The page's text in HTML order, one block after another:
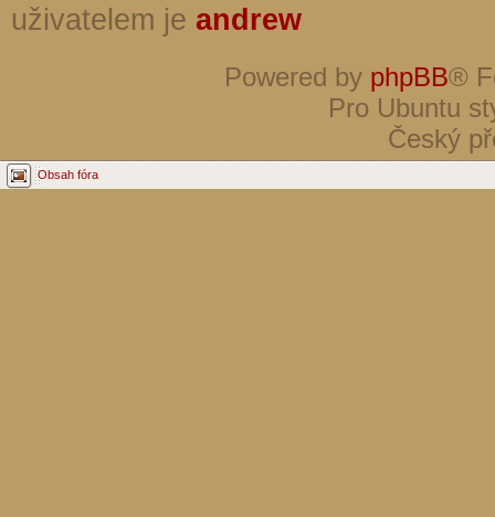
uživatelem je andrew
Powered by phpBB®
Pro Ubuntu
Český
Obsah fóra